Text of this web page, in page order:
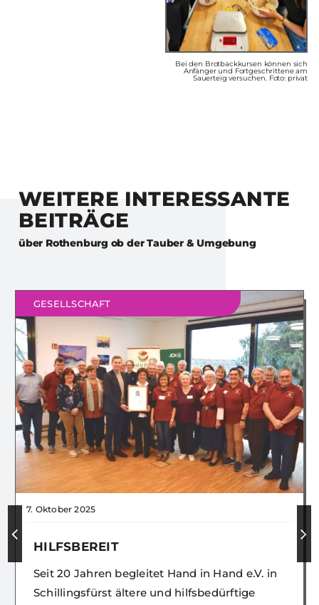
Bei den Brotbackkursen können sich
Anfänger und Fortgeschrittene am
Sauerteig versuchen. Foto: privat
WEITERE INTERESSANTE
BEITRÄGE
über Rothenburg ob der Tauber & Umgebung
GESELLSCHAFT
7. Oktober 2025
HILFSBEREIT
Seit 20 Jahren begleitet Hand in Hand e.V. in
Schillingsfürst ältere und hilfsbedürftige